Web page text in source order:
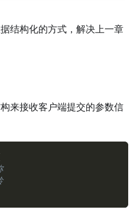
结构化的方式，解决上一章
来接收客户端提交的参数信